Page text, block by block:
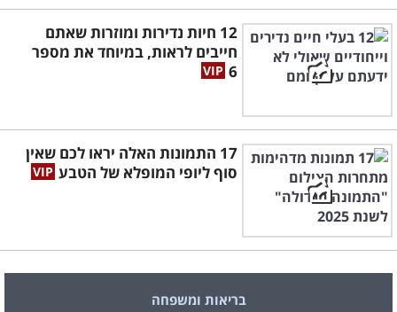
12 חיות נדירות ומוזרות שאתם
חייבים לראות, במיוחד את מספר
6
17 התמונות האלה יראו לכם שאין
סוף ליופי המופלא של הטבע
בריאות ומשפחה